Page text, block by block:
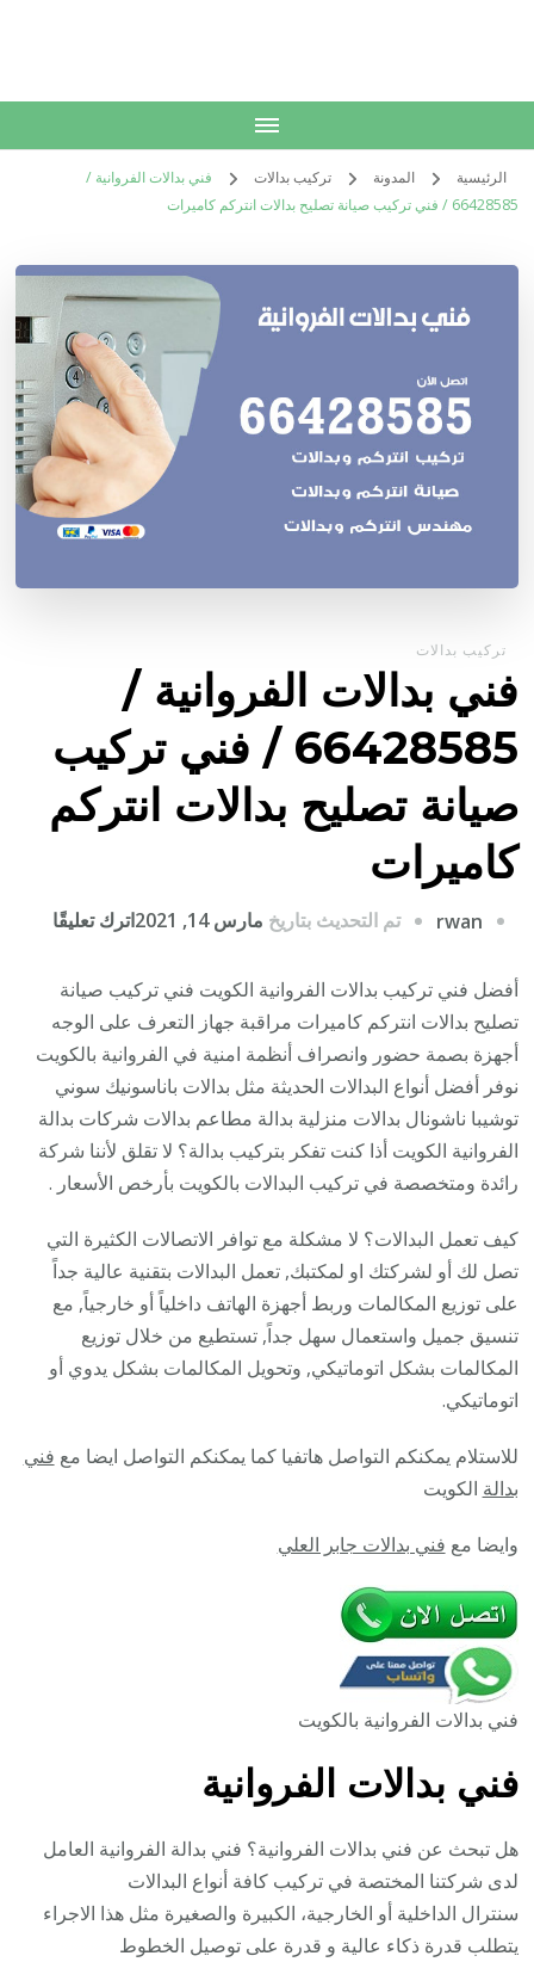
الرئيسية المدونة تركيب بدالات
فني بدالات الفروانية /
66428585 / فني تركيب صيانة تصليح بدالات انتركم كاميرات
تركيب بدالات
فني بدالات الفروانية /
66428585 / فني تركيب
صيانة تصليح بدالات انتركم
كاميرات
rwan تم التحديث بتاريخ مارس 14, 2021 اترك تعليقًا
/
/
فني
تصليح
أفضل فني تركيب بدالات الفروانية الكويت فني تركيب صيانة
تصليح بدالات انتركم كاميرات مراقبة جهاز التعرف على الوجه
أجهزة بصمة حضور وانصراف أنظمة امنية في الفروانية بالكويت
نوفر أفضل أنواع البدالات الحديثة مثل بدالات باناسونيك سوني
توشيبا ناشونال بدالات منزلية بدالة مطاعم بدالات شركات بدالة
الفروانية الكويت أذا كنت تفكر بتركيب بدالة؟ لا تقلق لأننا شركة
رائدة ومتخصصة في تركيب البدالات بالكويت بأرخص الأسعار .
كيف تعمل البدالات؟ لا مشكلة مع توافر الاتصالات الكثيرة التي
تصل لك أو لشركتك او لمكتبك, تعمل البدالات بتقنية عالية جداً
على توزيع المكالمات وربط أجهزة الهاتف داخلياً أو خارجياً, مع
تنسيق جميل واستعمال سهل جداً, تستطيع من خلال توزيع
المكالمات بشكل اتوماتيكي, وتحويل المكالمات بشكل يدوي أو
اتوماتيكي.
للاستلام يمكنكم التواصل هاتفيا كما يمكنكم التواصل ايضا مع فني
بدالة الكويت
وايضا مع فني بدالات جابر العلي
فني بدالات الفروانية بالكويت
فني بدالات الفروانية
هل تبحث عن فني بدالات الفروانية؟ فني بدالة الفروانية العامل
لدى شركتنا المختصة في تركيب كافة أنواع البدالات
سنترال الداخلية أو الخارجية، الكبيرة والصغيرة مثل هذا الاجراء
يتطلب قدرة ذكاء عالية و قدرة على توصيل الخطوط